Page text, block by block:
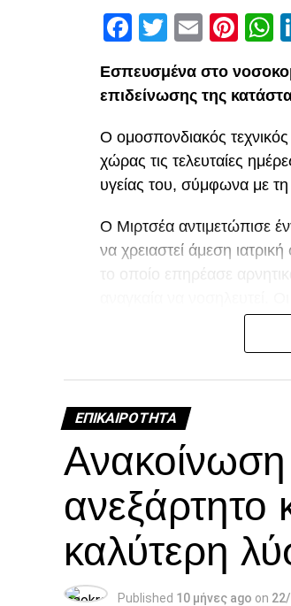
Facebook
Twitter
Email
Εσπευσμένα στο
επιδείνωσης της
Ο ομοσπονδιακός
χώρας τις τελευταίες
υγείας του, σύμφωνα με
Ο Μιρτσέα αντιμετώπισε
να χρειαστεί άμεση
το οποίο επηρέασε
τη διάρκεια της νοσηλείας
ΕΠΙΚΑΙΡΌΤΗΤΑ
ανεξάρτητο
καλύτερη
Published 10 μήνες ago on